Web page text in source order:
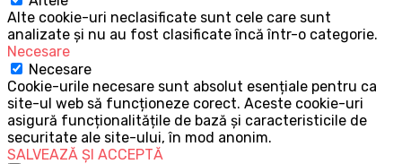
Alte cookie-uri neclasificate sunt cele care sunt
analizate și nu au fost clasificate încă într-o categorie.
Necesare
Necesare
Cookie-urile necesare sunt absolut esențiale pentru ca
site-ul web să funcționeze corect. Aceste cookie-uri
asigură funcționalitățile de bază și caracteristicile de
securitate ale site-ului, în mod anonim.
SALVEAZĂ ȘI ACCEPTĂ